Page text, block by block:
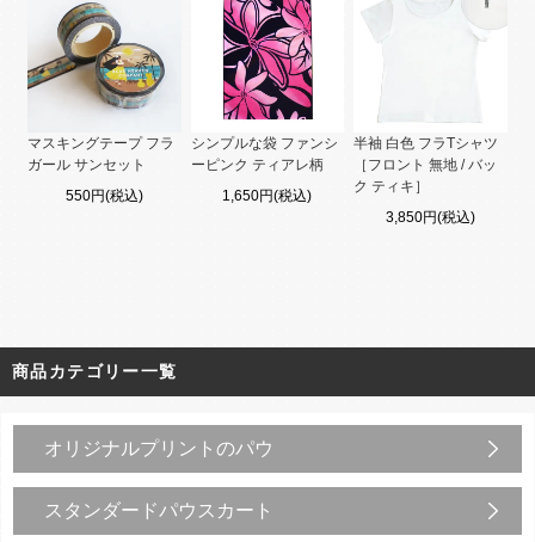
マスキングテープ フラ
ガール サンセット
550円(税込)
シンプルな袋 ファンシ
ーピンク ティアレ柄
1,650円(税込)
半袖 白色 フラTシャツ
［フロント 無地 / バッ
ク ティキ］
3,850円(税込)
商品カテゴリー一覧
オリジナルプリントのパウ
スタンダードパウスカート